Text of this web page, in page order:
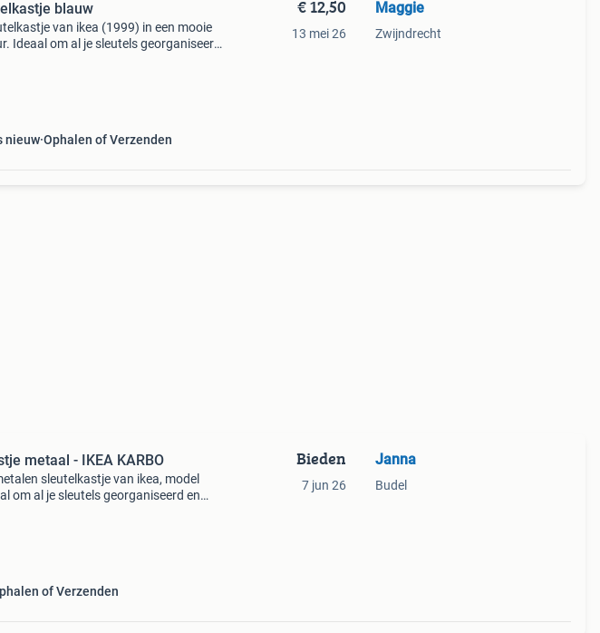
blauw
van ikea (1999) in een mooie
Ideaal om al je sleutels georganiseerd
nieuw Ophalen of Verzenden
€ 12,50
13 mei 26
Maggie
Zwijndrecht
metaal - IKEA KARBO
sleutelkastje van ikea, model
om al je sleutels georganiseerd en
of Verzenden
Bieden
7 jun 26
Janna
Budel